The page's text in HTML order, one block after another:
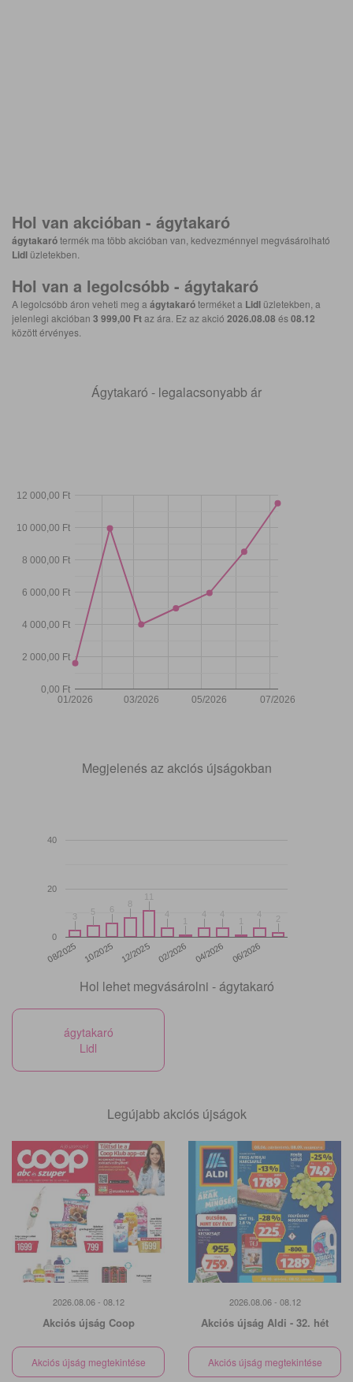
Hol van akcióban - ágytakaró
ágytakarótermék ma több akcióban van, kedvezménnyel megvásárolható
Lidl üzletekben.
Hol van a legolcsóbb - ágytakaró
A legolcsóbb áron veheti meg a ágytakaróterméket a Lidl üzletekben, a
jelenlegi akcióban 3 999,00 Ftaz ára. Ez az akció 2026.08.08 és08.12
között érvényes.
Ágytakaró - legalacsonyabb ár
01/2026 03/2026 05/2026 07/2026
0,00 Ft
2 000,00 Ft
4 000,00 Ft
6 000,00 Ft
8 000,00 Ft
10 000,00 Ft
12 000,00 Ft
Megjelenés az akciós újságokban
08/2025 10/2025 12/2025 02/2026 04/2026 06/2026
0
20
40
33 55 66
88
11
11
44
11
44 44
11
44 22
Hol lehet megvásárolni - ágytakaró
ágytakaró
Lidl
Legújabb akciós újságok
2026.08.06 - 08.12
Akciós újság Coop
Akciós újság megtekintése
2026.08.06 - 08.12
Akciós újság Aldi - 32. hét
Akciós újság megtekintése